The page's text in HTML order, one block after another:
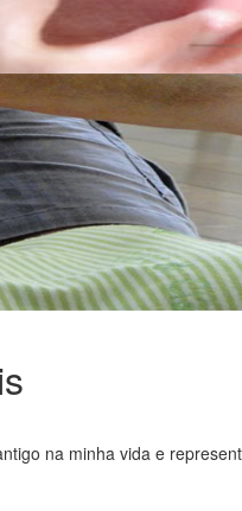
na minha vida e